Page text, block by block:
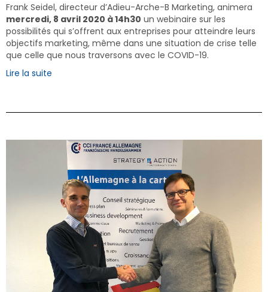
Frank Seidel, directeur d’Adieu-Arche-B Marketing, animera
mercredi, 8 avril 2020 à 14h30 un webinaire sur les
possibilités qui s’offrent aux entreprises pour atteindre leurs
objectifs marketing, même dans une situation de crise telle
que celle que nous traversons avec le COVID-19.
Lire la suite